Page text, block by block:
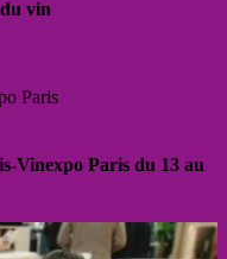
vin
Paris
Vinexpo Paris du 13 au